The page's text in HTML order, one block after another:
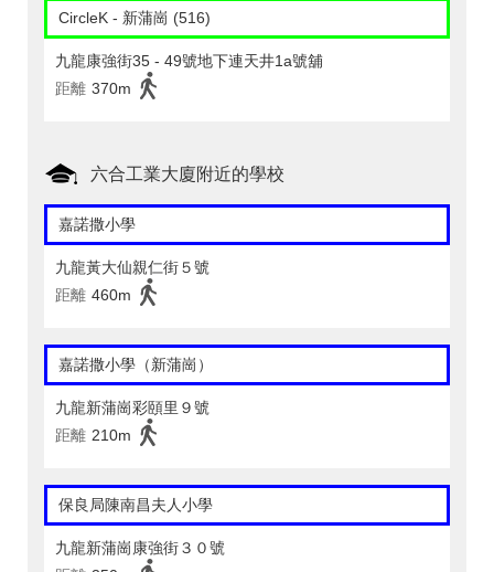
CircleK - 新蒲崗 (516)
九龍康強街35 - 49號地下連天井1a號舖
距離 370m
六合工業大廈附近的學校
嘉諾撒小學
九龍黃大仙親仁街５號
距離 460m
嘉諾撒小學（新蒲崗）
九龍新蒲崗彩頤里９號
距離 210m
保良局陳南昌夫人小學
九龍新蒲崗康強街３０號